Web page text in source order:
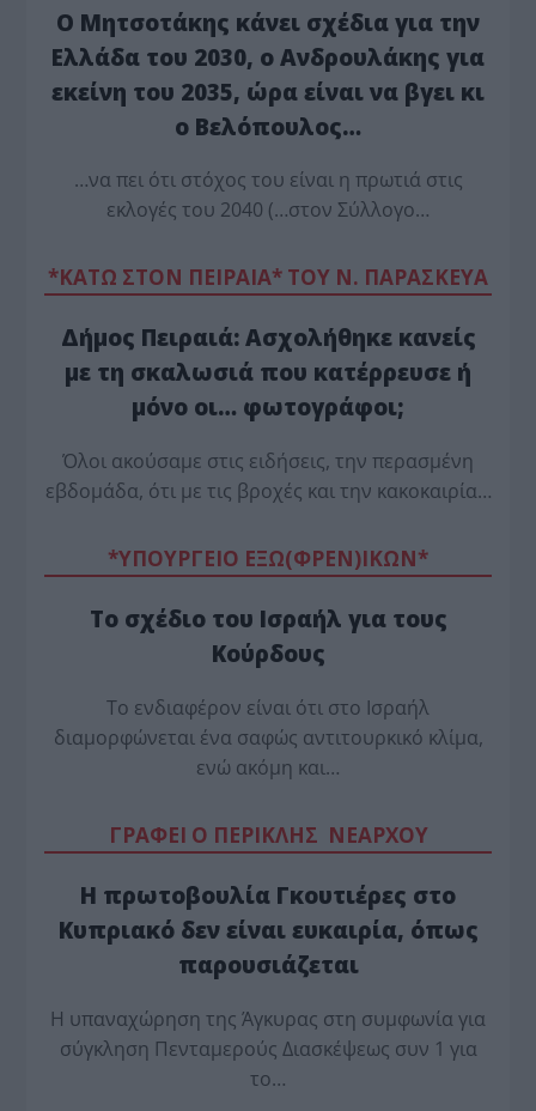
Ο Μητσοτάκης κάνει σχέδια για την
Ελλάδα του 2030, ο Ανδρουλάκης για
εκείνη του 2035, ώρα είναι να βγει κι
ο Βελόπουλος…
…να πει ότι στόχος του είναι η πρωτιά στις
εκλογές του 2040 (…στον Σύλλογο…
*ΚΑΤΩ ΣΤΟΝ ΠΕΙΡΑΙΑ* ΤΟΥ Ν. ΠΑΡΑΣΚΕΥΑ
Δήμος Πειραιά: Ασχολήθηκε κανείς
με τη σκαλωσιά που κατέρρευσε ή
μόνο οι… φωτογράφοι;
Όλοι ακούσαμε στις ειδήσεις, την περασμένη
εβδομάδα, ότι με τις βροχές και την κακοκαιρία…
*ΥΠΟΥΡΓΕΙΟ ΕΞΩ(ΦΡΕΝ)ΙΚΩΝ*
Το σχέδιο του Ισραήλ για τους
Κούρδους
Το ενδιαφέρον είναι ότι στο Ισραήλ
διαμορφώνεται ένα σαφώς αντιτουρκικό κλίμα,
ενώ ακόμη και…
ΓΡΑΦΕΙ Ο ΠΕΡΙΚΛΗΣ ΝΕΑΡΧΟΥ
Η πρωτοβουλία Γκουτιέρες στο
Κυπριακό δεν είναι ευκαιρία, όπως
παρουσιάζεται
Η υπαναχώρηση της Άγκυρας στη συμφωνία για
σύγκληση Πενταμερούς Διασκέψεως συν 1 για
το…